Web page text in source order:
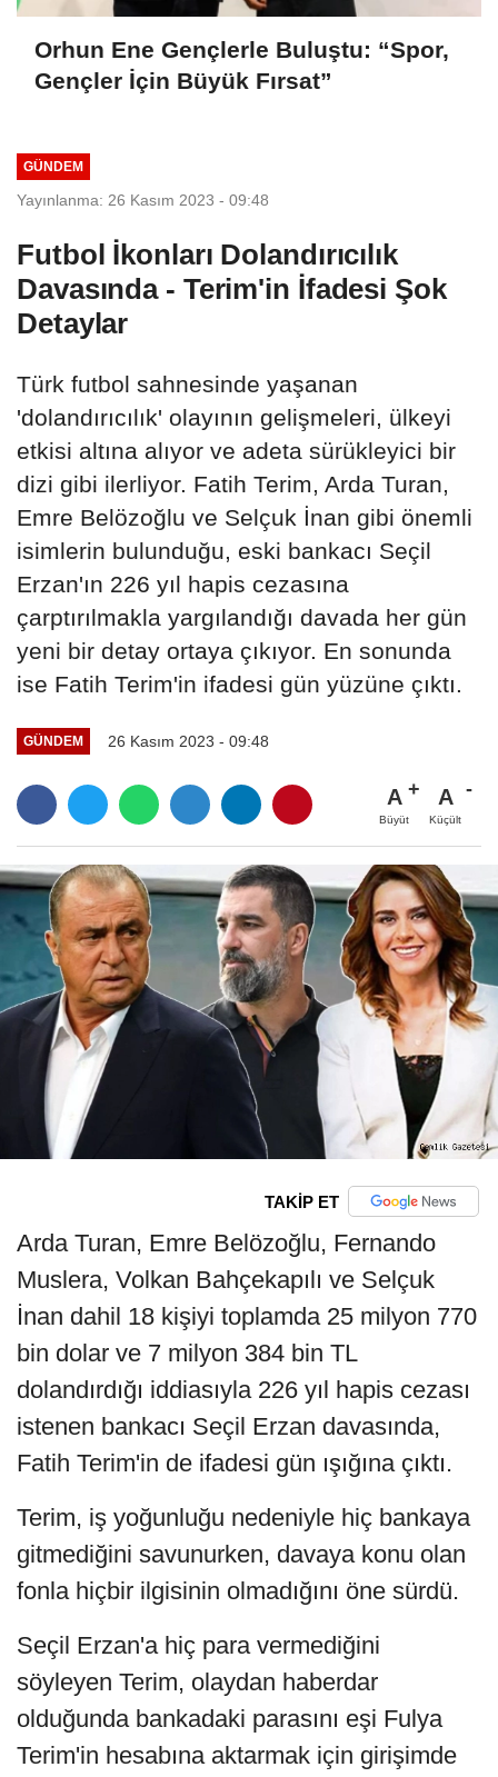
Orhun Ene Gençlerle Buluştu: “Spor,
Gençler İçin Büyük Fırsat”
GÜNDEM
Yayınlanma: 26 Kasım 2023 - 09:48
Futbol İkonları Dolandırıcılık
Davasında - Terim'in İfadesi Şok
Detaylar
Türk futbol sahnesinde yaşanan
'dolandırıcılık' olayının gelişmeleri, ülkeyi
etkisi altına alıyor ve adeta sürükleyici bir
dizi gibi ilerliyor. Fatih Terim, Arda Turan,
Emre Belözoğlu ve Selçuk İnan gibi önemli
isimlerin bulunduğu, eski bankacı Seçil
Erzan'ın 226 yıl hapis cezasına
çarptırılmakla yargılandığı davada her gün
yeni bir detay ortaya çıkıyor. En sonunda
ise Fatih Terim'in ifadesi gün yüzüne çıktı.
GÜNDEM 26 Kasım 2023 - 09:48
A
Büyüt
A
Küçült
TAKİP ET
Arda Turan, Emre Belözoğlu, Fernando
Muslera, Volkan Bahçekapılı ve Selçuk
İnan dahil 18 kişiyi toplamda 25 milyon 770
bin dolar ve 7 milyon 384 bin TL
dolandırdığı iddiasıyla 226 yıl hapis cezası
istenen bankacı Seçil Erzan davasında,
Fatih Terim'in de ifadesi gün ışığına çıktı.
Terim, iş yoğunluğu nedeniyle hiç bankaya
gitmediğini savunurken, davaya konu olan
fonla hiçbir ilgisinin olmadığını öne sürdü.
Seçil Erzan'a hiç para vermediğini
söyleyen Terim, olaydan haberdar
olduğunda bankadaki parasını eşi Fulya
Terim'in hesabına aktarmak için girişimde